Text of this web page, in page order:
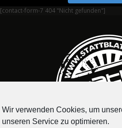
[contact-form-7 404 "Nicht gefunden"]
Wir verwenden Cookies, um
unseren Service zu optimieren.